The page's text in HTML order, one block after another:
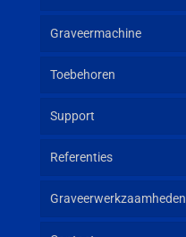
Graveermachine
Toebehoren
Support
Referenties
Graveerwerkzaamheden